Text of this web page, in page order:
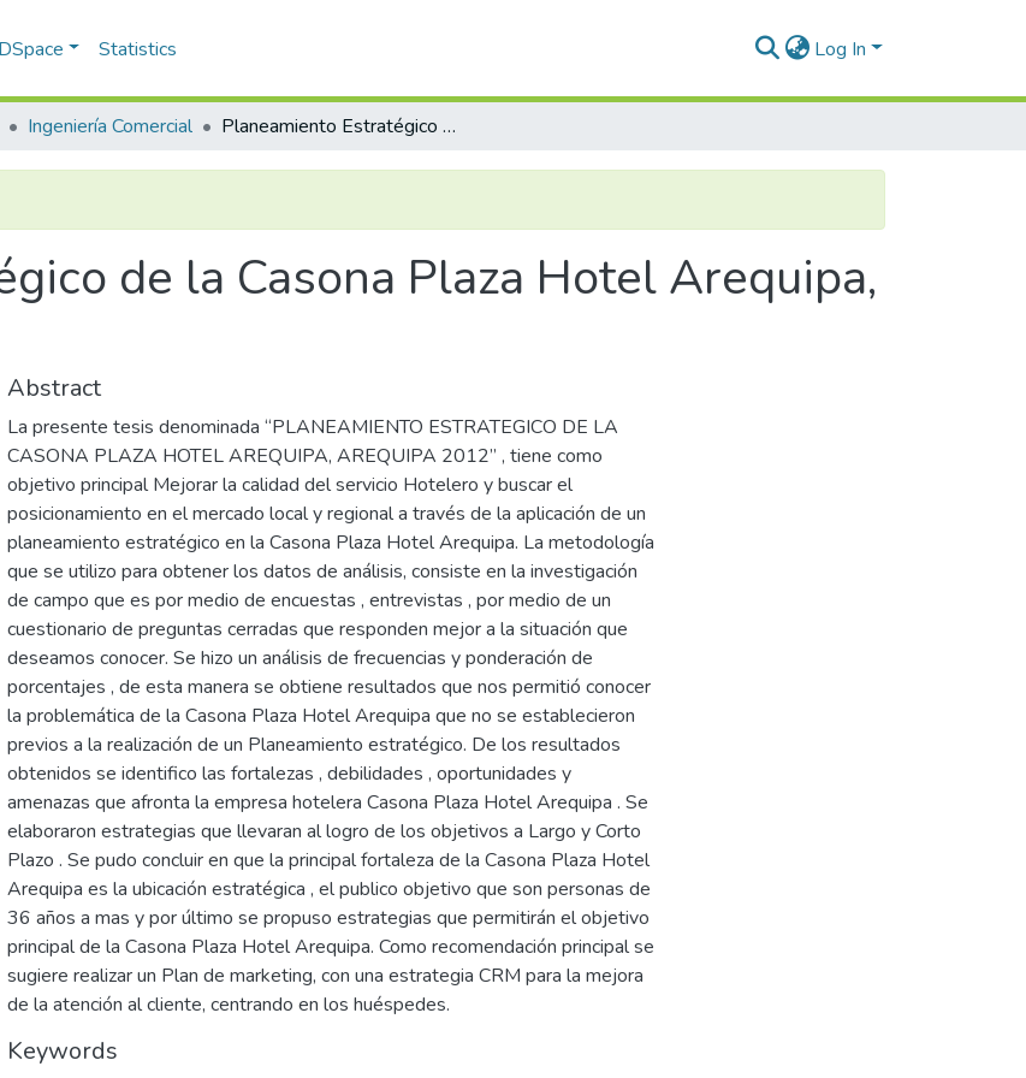
Statistics Log In
Ingeniería Comercial Planeamiento Estratégico de la Casona Plaza Hotel Arequipa, Arequipa -2012
de la Casona Plaza Hotel Arequipa,
Abstract
La presente tesis denominada “PLANEAMIENTO ESTRATEGICO DE LA
CASONA PLAZA HOTEL AREQUIPA, AREQUIPA 2012” , tiene como
objetivo principal Mejorar la calidad del servicio Hotelero y buscar el
posicionamiento en el mercado local y regional a través de la aplicación de un
planeamiento estratégico en la Casona Plaza Hotel Arequipa. La metodología
que se utilizo para obtener los datos de análisis, consiste en la investigación
de campo que es por medio de encuestas , entrevistas , por medio de un
cuestionario de preguntas cerradas que responden mejor a la situación que
deseamos conocer. Se hizo un análisis de frecuencias y ponderación de
porcentajes , de esta manera se obtiene resultados que nos permitió conocer
la problemática de la Casona Plaza Hotel Arequipa que no se establecieron
previos a la realización de un Planeamiento estratégico. De los resultados
obtenidos se identifico las fortalezas , debilidades , oportunidades y
amenazas que afronta la empresa hotelera Casona Plaza Hotel Arequipa . Se
elaboraron estrategias que llevaran al logro de los objetivos a Largo y Corto
Plazo . Se pudo concluir en que la principal fortaleza de la Casona Plaza Hotel
Arequipa es la ubicación estratégica , el publico objetivo que son personas de
36 años a mas y por último se propuso estrategias que permitirán el objetivo
principal de la Casona Plaza Hotel Arequipa. Como recomendación principal se
sugiere realizar un Plan de marketing, con una estrategia CRM para la mejora
de la atención al cliente, centrando en los huéspedes.
Keywords